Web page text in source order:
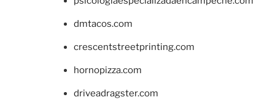
dmtacos.com
crescentstreetprinting.com
hornopizza.com
driveadragster.com